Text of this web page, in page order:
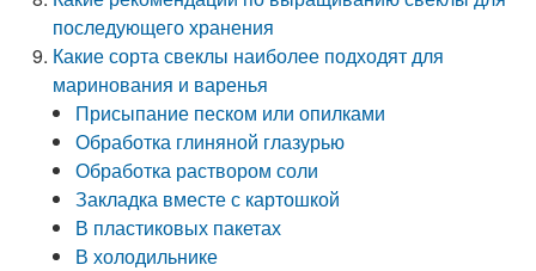
последующего хранения
Какие сорта свеклы наиболее подходят для
маринования и варенья
Присыпание песком или опилками
Обработка глиняной глазурью
Обработка раствором соли
Закладка вместе с картошкой
В пластиковых пакетах
В холодильнике